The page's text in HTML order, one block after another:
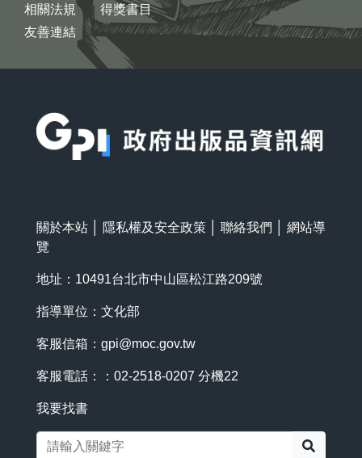
相關法規
友善連結
得獎書目
關於本站 隱私權及安全政策 聯絡我們
網站導
覽
地址：10491台北市中山區松江路209號
指導單位：文化部
客服信箱： gpi@moc.gov.tw
客服電話：：02-2518-0207 分機22
我要找書